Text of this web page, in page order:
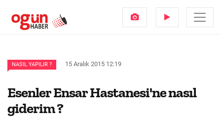
NASIL YAPILIR ? 15 Aralık 2015 12:19
Esenler Ensar Hastanesi'ne nasıl
giderim ?